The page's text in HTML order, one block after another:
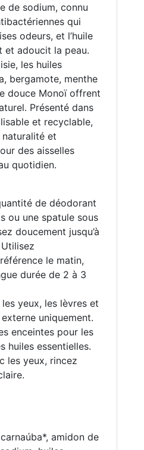
de sodium, connu
qui
odeurs, et l’huile
adoucit la peau.
les huiles
bergamote, menthe
douce Monoï offrent
Présenté dans
et recyclable,
et
des aisselles
quotidien.
de déodorant
ou une spatule sous
doucement jusqu’à
le matin,
durée de 2 à 3
yeux, les lèvres et
uniquement.
enceintes pour les
huiles essentielles.
les yeux, rincez
amidon de